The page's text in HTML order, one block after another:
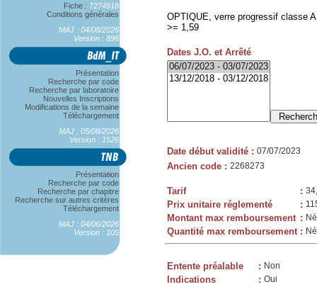
Fiche : 7274918
Conditions générales
MAJ : 04/08/2026
Version : 896
Présentation
Recherche par code
Recherche par laboratoire
Nouvelles Inscriptions
Modifications de la semaine
Téléchargement
MAJ : 05/08/2026
Version : 1526
Présentation
Recherche par code
Recherche par chapitre
Recherche sur autres critères
Téléchargement
MAJ : 04/06/2026
Version : 105
OPTIQUE, verre progressif classe
>= 1,59
Dates J.O. et Arrêté
Date début validité : 07/07/2023
Ancien code : 2268273
Tarif :
Prix unitaire réglementé :
Montant max remboursement :
Quantité max remboursement :
Entente préalable : Non
Indications : Oui